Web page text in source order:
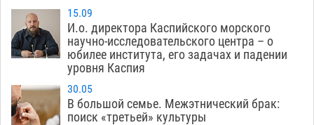
15.09
И.о. директора Каспийского морского
научно-исследовательского центра – о
юбилее института, его задачах и падении
уровня Каспия
30.05
В большой семье. Межэтнический брак:
поиск «третьей» культуры